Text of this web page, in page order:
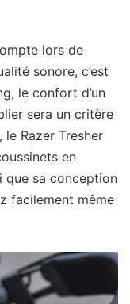
lors de
sonore, c’est
le confort d’un
sera un critère
Razer Tresher
en
que sa conception
facilement même